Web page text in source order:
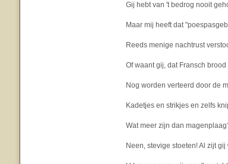
Gij hebt van 't bedrog nooit
Maar mij heeft dat
Reeds menige nachtrust
Of waant gij, dat Fransch
Nog worden verteerd door de
Kadetjes en strikjes en zelfs
Wat meer zijn dan
Neen, stevige stoeten! Al zijt gij